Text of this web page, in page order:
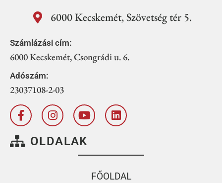
6000 Kecskemét, Szövetség tér 5.
Számlázási cím:
6000 Kecskemét, Csongrádi u. 6.
Adószám:
23037108-2-03
OLDALAK
FŐOLDAL